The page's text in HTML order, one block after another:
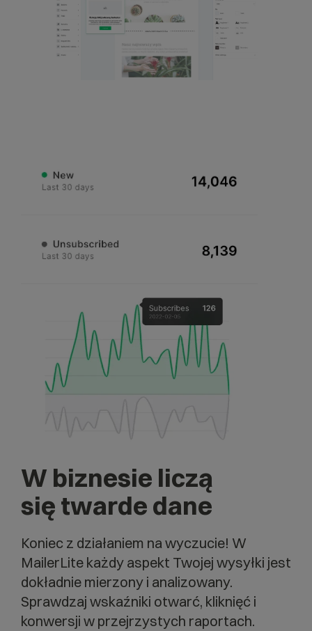
W biznesie liczą
się twarde dane
Koniec z działaniem na wyczucie! W
MailerLite każdy aspekt Twojej wysyłki jest
dokładnie mierzony i analizowany.
Sprawdzaj wskaźniki otwarć, kliknięć i
konwersji w przejrzystych raportach.